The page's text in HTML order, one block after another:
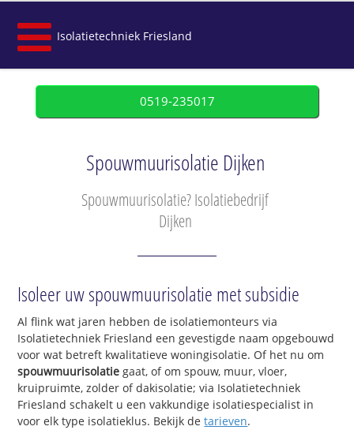
Isolatietechniek Friesland
0519-235017
Spouwmuurisolatie Dijken
Spouwmuurisolatie? Isolatiebedrijf
Dijken
Isoleer uw spouwmuurisolatie met subsidie
Al flink wat jaren hebben de isolatiemonteurs via
Isolatietechniek Friesland een gevestigde naam opgebouwd
voor wat betreft kwalitatieve woningisolatie. Of het nu om
spouwmuurisolatie gaat, of om spouw, muur, vloer,
kruipruimte, zolder of dakisolatie; via Isolatietechniek
Friesland schakelt u een vakkundige isolatiespecialist in
voor elk type isolatieklus. Bekijk detarieven.